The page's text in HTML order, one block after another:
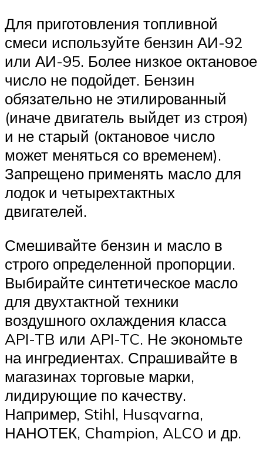
Для приготовления топливной
смеси используйте бензин АИ-92
или АИ-95. Более низкое октановое
число не подойдет. Бензин
обязательно не этилированный
(иначе двигатель выйдет из строя)
и не старый (октановое число
может меняться со временем).
Запрещено применять масло для
лодок и четырехтактных
двигателей.
Смешивайте бензин и масло в
строго определенной пропорции.
Выбирайте синтетическое масло
для двухтактной техники
воздушного охлаждения класса
API-TB или API-TC. Не экономьте
на ингредиентах. Спрашивайте в
магазинах торговые марки,
лидирующие по качеству.
Например, Stihl, Husqvarna,
НАНОТЕК, Champion, ALCO и др.